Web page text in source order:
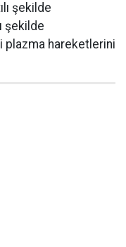
şekilde
şekilde
plazma hareketlerini